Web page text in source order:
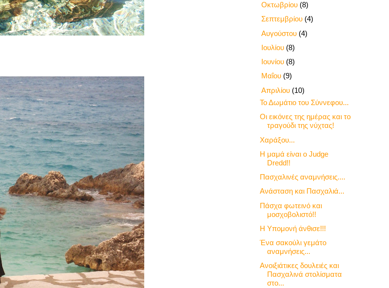
Οκτωβρίου (8)
Σεπτεμβρίου (4)
Αυγούστου (4)
Ιουλίου (8)
Ιουνίου (8)
Μαΐου (9)
Απριλίου (10)
Το Δωμάτιο του Σύννεφου...
Οι εικόνες της ημέρας και το
τραγούδι της νύχτας!
Χαράξου...
Η μαμά είναι ο Judge
Dredd!!
Πασχαλινές αναμνήσεις....
Ανάσταση και Πασχαλιά...
Πάσχα φωτεινό και
μοσχοβολιστό!!
Η Υπομονή άνθισε!!!
Ένα σακούλι γεμάτο
αναμνήσεις...
Ανοιξιάτικες δουλειές και
Πασχαλινά στολίσματα
στο...